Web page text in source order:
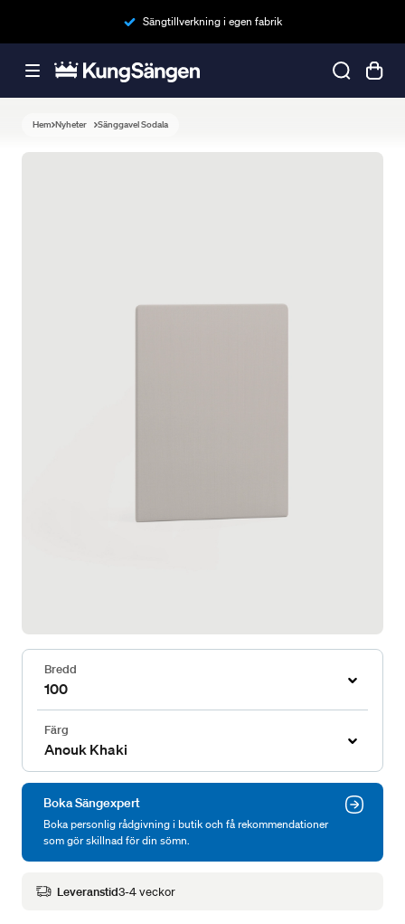
Sängtillverkning i egen fabrik
Hem Nyheter Sänggavel Sodala
Bredd
100
Färg
Anouk Khaki
Boka Sängexpert
Boka personlig rådgivning i butik och få rekommendationer
som gör skillnad för din sömn.
Leveranstid3-4 veckor